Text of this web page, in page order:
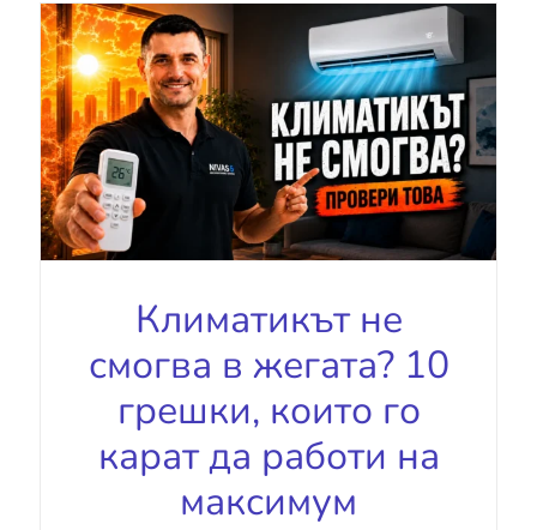
Климатикът не
смогва в жегата? 10
грешки, които го
карат да работи на
максимум